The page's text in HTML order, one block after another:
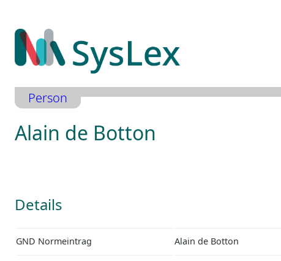
Inhalt
springen
Person
Alain de Botton
Details
GND Normeintrag Alain de Botton